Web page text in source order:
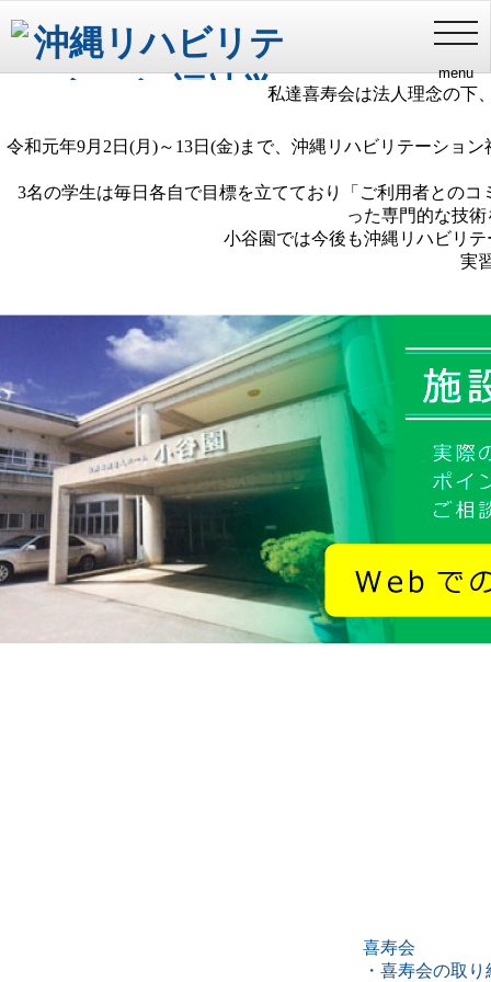
menu
健やか
私達喜寿会は法人理念の下
沖縄リハビ
令和元年9月2日(月)～13日(金)まで、沖縄リハビリテーショ
3名の学生は毎日各自で目標を立てており「ご利用者との
った専門的な技
小谷園では今後も沖縄リハビリ
実
喜寿会
・喜寿会の取り